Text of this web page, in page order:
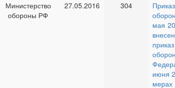
Министерство
обороны РФ
27.05.2016 304
мая
июня
мерах